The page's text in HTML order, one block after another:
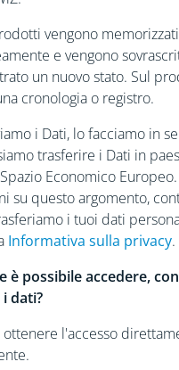
vengono
e vengono
un nuovo stato. Sul
cronologia o registro.
i Dati, lo facciamo in
trasferire i Dati in
Economico
su questo argomento,
i tuoi dati
Informativa sulla privacy.
è possibile accedere,
dati?
ottenere l'accesso